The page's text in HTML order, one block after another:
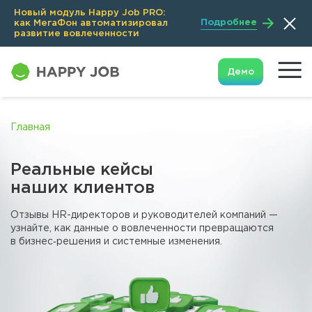
Новый модуль Happy Job PRO:
как МегаФон автоматизировал
развитие вовлеченности
Подробнее
Демо
Главная
Реальные кейсы
наших клиентов
Отзывы HR-директоров и руководителей компаний —
узнайте, как данные о вовлеченности превращаются
в бизнес‑решения и системные изменения.